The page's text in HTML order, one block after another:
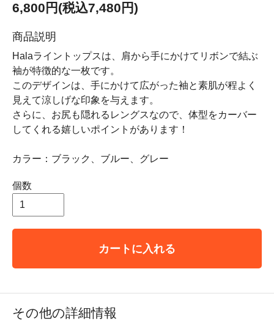
6,800円(税込7,480円)
商品説明
Halaライントップスは、肩から手にかけてリボンで結ぶ
袖が特徴的な一枚です。
このデザインは、手にかけて広がった袖と素肌が程よく
見えて涼しげな印象を与えます。
さらに、お尻も隠れるレングスなので、体型をカーバー
してくれる嬉しいポイントがあります！
カラー：ブラック、ブルー、グレー
個数
カートに入れる
その他の詳細情報